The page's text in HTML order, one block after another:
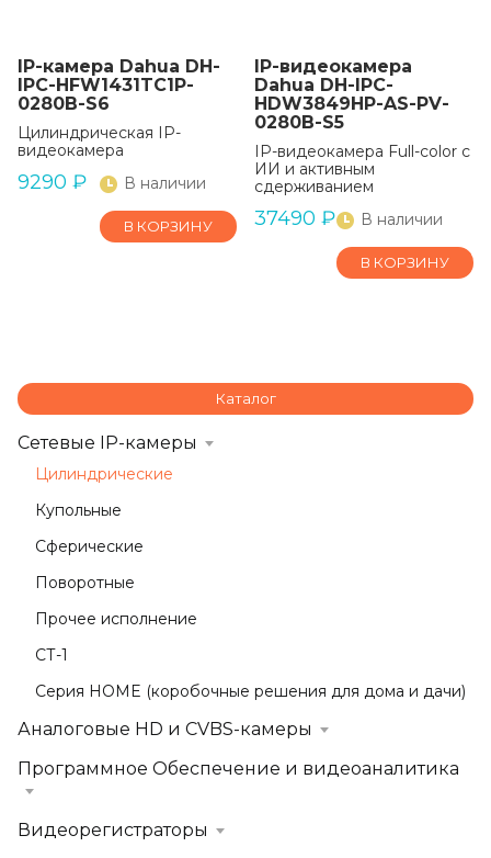
IP-камера Dahua DH-
IPC-HFW1431TC1P-
0280B-S6
Цилиндрическая IP-
видеокамера
9290 ₽ В наличии
В КОРЗИНУ
IP-видеокамера
Dahua DH-IPC-
HDW3849HP-AS-PV-
0280B-S5
IP-видеокамера Full-color с
ИИ и активным
сдерживанием
37490 ₽ В наличии
В КОРЗИНУ
Каталог
Сетевые IP-камеры
Цилиндрические
Купольные
Сферические
Поворотные
Прочее исполнение
СТ-1
Серия HOME (коробочные решения для дома и дачи)
Аналоговые HD и CVBS-камеры
Программное Обеспечение и видеоаналитика
Видеорегистраторы